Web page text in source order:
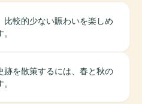
比較的少ない賑わいを楽しめ
跡を散策するには、春と秋の